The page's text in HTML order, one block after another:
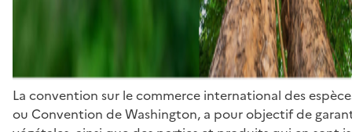
La convention sur le commerce international des
ou Convention de Washington, a pour objectif de